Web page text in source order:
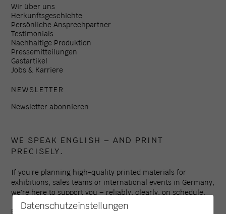
Wir über uns
Herkunftsgeschichte
Persönliche Ansprechpartner
Testimonials
Nachhaltige Produktion
Pressemitteilungen
Gastartikel
Jobs & Karriere
NEWSLETTER
Newsletter abonnieren
WE SPEAK ENGLISH – AND PRINT
PRECISELY.
If you're planning high-quality printed materials for
exhibitions, sales teams or international events in Germany,
we're here to support you – reliably, clearly, on schedule.
Established in 1994, Colour Connection is one of the leading
Datenschutzeinstellungen